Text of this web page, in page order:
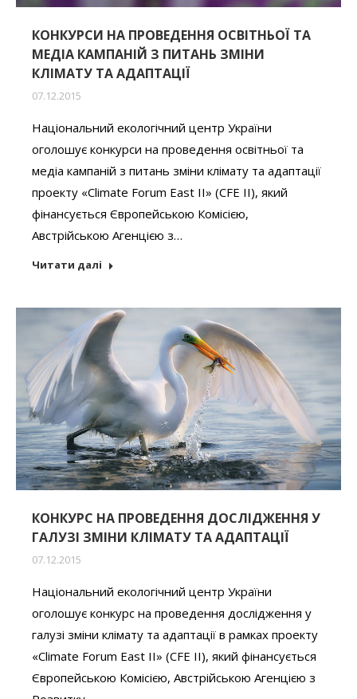
КОНКУРСИ НА ПРОВЕДЕННЯ ОСВІТНЬОЇ ТА
МЕДІА КАМПАНІЙ З ПИТАНЬ ЗМІНИ
КЛІМАТУ ТА АДАПТАЦІЇ
07.12.2015
Національний екологічний центр України
оголошує конкурси на проведення освітньої та
медіа кампаній з питань зміни клімату та адаптації
проекту «Climate Forum East II» (CFE II), який
фінансується Європейською Комісією,
Австрійською Агенцією з…
Читати далі
КОНКУРС НА ПРОВЕДЕННЯ ДОСЛІДЖЕННЯ У
ГАЛУЗІ ЗМІНИ КЛІМАТУ ТА АДАПТАЦІЇ
07.12.2015
Національний екологічний центр України
оголошує конкурс на проведення дослідження у
галузі зміни клімату та адаптації в рамках проекту
«Climate Forum East II» (CFE II), який фінансується
Європейською Комісією, Австрійською Агенцією з